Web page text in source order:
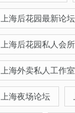
上海后花园最新论坛
上海后花园私人会所
上海外卖私人工作室
上海夜场论坛